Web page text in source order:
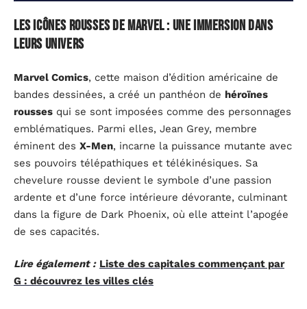
Les icônes rousses de Marvel : une immersion dans
leurs univers
Marvel Comics, cette maison d’édition américaine de
bandes dessinées, a créé un panthéon de héroïnes
rousses qui se sont imposées comme des personnages
emblématiques. Parmi elles, Jean Grey, membre
éminent des X-Men, incarne la puissance mutante avec
ses pouvoirs télépathiques et télékinésiques. Sa
chevelure rousse devient le symbole d’une passion
ardente et d’une force intérieure dévorante, culminant
dans la figure de Dark Phoenix, où elle atteint l’apogée
de ses capacités.
Lire également : Liste des capitales commençant par
G : découvrez les villes clés